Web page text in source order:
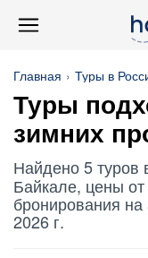
Главная Туры в
Туры
зимних
Найдено 5 туров
Байкале, цены
бронирования на
2026 г.